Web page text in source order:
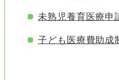
未熟児養育医療申
子ども医療費助成